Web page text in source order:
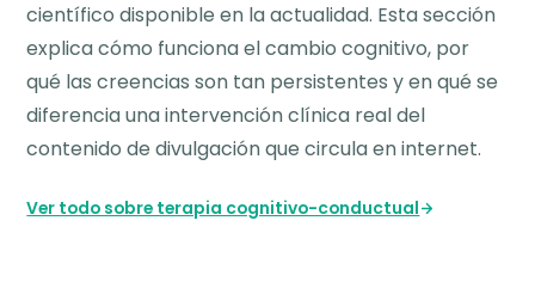
científico disponible en la actualidad. Esta sección
explica cómo funciona el cambio cognitivo, por
qué las creencias son tan persistentes y en qué se
diferencia una intervención clínica real del
contenido de divulgación que circula en internet.
Ver todo sobre terapia cognitivo-conductual